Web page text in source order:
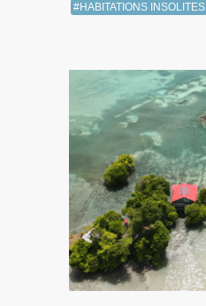
#HABITATIONS INSOLITES